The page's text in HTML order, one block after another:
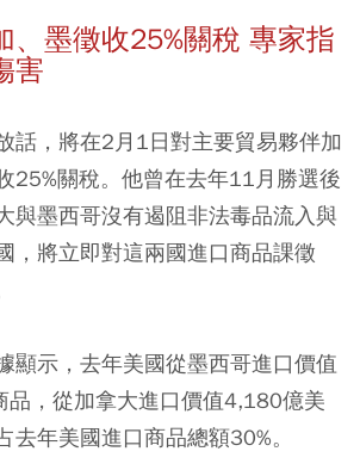
、墨徵收25%關稅 專家指
害
話，將在2月1日對主要貿易夥伴加
25%關稅。他曾在去年11月勝選後
與墨西哥沒有遏阻非法毒品流入與
，將立即對這兩國進口商品課徵
顯示，去年美國從墨西哥進口價值
，從加拿大進口價值4,180億美
去年美國進口商品總額30%。